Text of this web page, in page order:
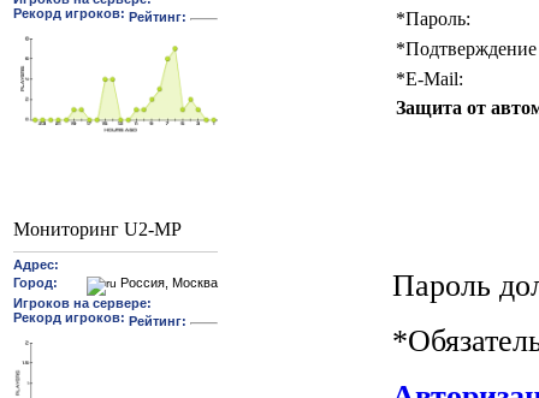
Мониторинг U2-MP
*Пароль:
*Подтверждение
*E-Mail:
Защита от
Пароль
*